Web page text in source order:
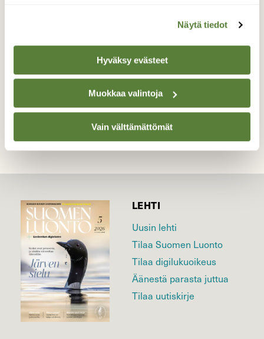
Näytä tiedot
Hyväksy evästeet
Muokkaa valintoja
Vain välttämättömät
Valokuvaaja: Päivi Kiiskinen-Mustonen, Joensuu
28.3.2026
TAKAISIN LISTAAN
LEHTI
Uusin lehti
Tilaa Suomen Luonto
Tilaa digilukuoikeus
Äänestä parasta juttua
Tilaa uutiskirje